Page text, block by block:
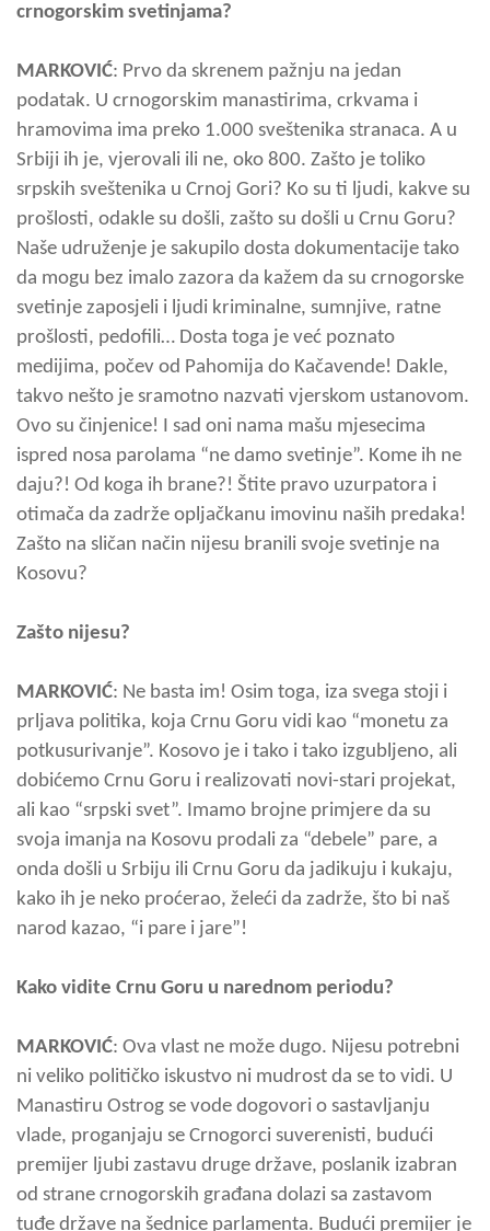
crnogorskim svetinjama?
MARKOVIĆ: Prvo da skrenem pažnju na jedan
podatak. U crnogorskim manastirima, crkvama i
hramovima ima preko 1.000 sveštenika stranaca. A u
Srbiji ih je, vjerovali ili ne, oko 800. Zašto je toliko
srpskih sveštenika u Crnoj Gori? Ko su ti ljudi, kakve su
prošlosti, odakle su došli, zašto su došli u Crnu Goru?
Naše udruženje je sakupilo dosta dokumentacije tako
da mogu bez imalo zazora da kažem da su crnogorske
svetinje zaposjeli i ljudi kriminalne, sumnjive, ratne
prošlosti, pedofili… Dosta toga je već poznato
medijima, počev od Pahomija do Kačavende! Dakle,
takvo nešto je sramotno nazvati vjerskom ustanovom.
Ovo su činjenice! I sad oni nama mašu mjesecima
ispred nosa parolama “ne damo svetinje”. Kome ih ne
daju?! Od koga ih brane?! Štite pravo uzurpatora i
otimača da zadrže opljačkanu imovinu naših predaka!
Zašto na sličan način nijesu branili svoje svetinje na
Kosovu?
Zašto nijesu?
MARKOVIĆ: Ne basta im! Osim toga, iza svega stoji i
prljava politika, koja Crnu Goru vidi kao “monetu za
potkusurivanje”. Kosovo je i tako i tako izgubljeno, ali
dobićemo Crnu Goru i realizovati novi-stari projekat,
ali kao “srpski svet”. Imamo brojne primjere da su
svoja imanja na Kosovu prodali za “debele” pare, a
onda došli u Srbiju ili Crnu Goru da jadikuju i kukaju,
kako ih je neko proćerao, želeći da zadrže, što bi naš
narod kazao, “i pare i jare”!
Kako vidite Crnu Goru u narednom periodu?
MARKOVIĆ: Ova vlast ne može dugo. Nijesu potrebni
ni veliko političko iskustvo ni mudrost da se to vidi. U
Manastiru Ostrog se vode dogovori o sastavljanju
vlade, proganjaju se Crnogorci suverenisti, budući
premijer ljubi zastavu druge države, poslanik izabran
od strane crnogorskih građana dolazi sa zastavom
tuđe države na šednice parlamenta. Budući premijer je